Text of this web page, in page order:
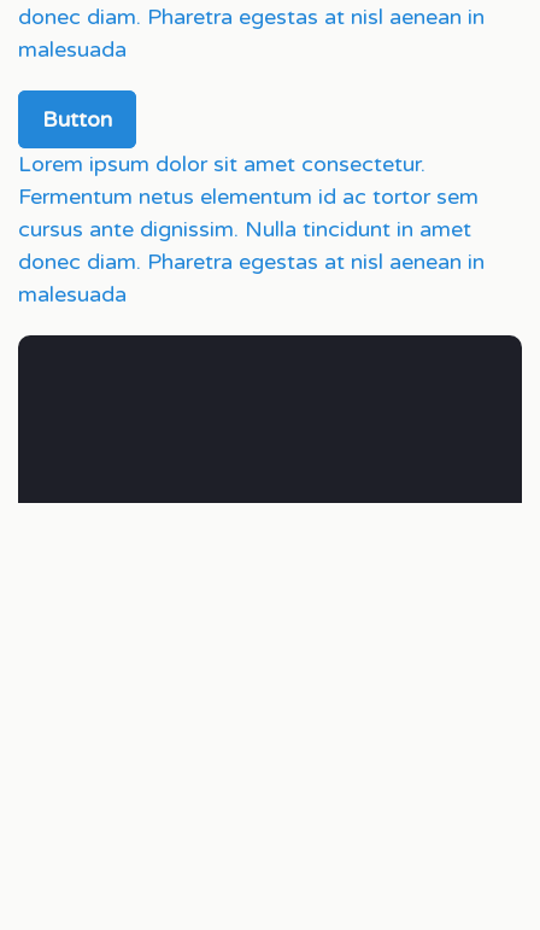
donec diam. Pharetra egestas at nisl aenean in
malesuada
Button
Lorem ipsum dolor sit amet consectetur.
Fermentum netus elementum id ac tortor sem
cursus ante dignissim. Nulla tincidunt in amet
donec diam. Pharetra egestas at nisl aenean in
malesuada